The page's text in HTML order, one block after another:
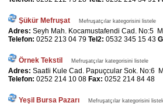
Şükür Mefruşat Mefruşatçılar kategorisini listele
Adres: Seyh Mah. Kocamustafendi Cad. No:5
Telefon: 0252 213 04 79 Tel2: 0532 345 15 43
Örnek Tekstil Mefruşatçılar kategorisini listele
Adres: Saatli Kule Cad. Papuçcular Sok. No:6
Telefon: 0252 214 10 08 Fax: 0252 214 84 48
Yeşil Bursa Pazarı Mefruşatçılar kategorisini